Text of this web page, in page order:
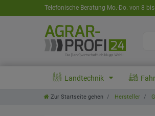
Telefonische Beratung Mo.-Do. von 8
Landtechnik
Zur Startseite gehen Hersteller